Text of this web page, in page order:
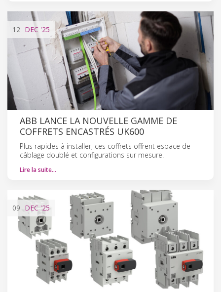
12 DEC '25
ABB LANCE LA NOUVELLE GAMME DE
COFFRETS ENCASTRÉS UK600
Plus rapides à installer, ces coffrets offrent espace de
câblage doublé et configurations sur mesure.
Lire la suite…
09 DEC'25